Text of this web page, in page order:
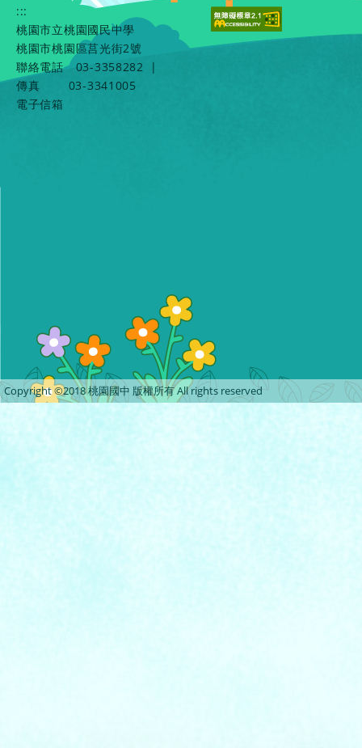
:::
桃園市立桃園國民中學
桃園市桃園區莒光街2號
聯絡電話
03-3358282
|
傳真
03-3341005
電子信箱
Copyright ©2018 桃園國中 版權所有 All rights reserved